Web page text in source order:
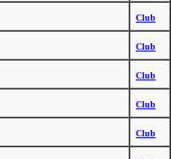
Club
Club
Club
Club
Club